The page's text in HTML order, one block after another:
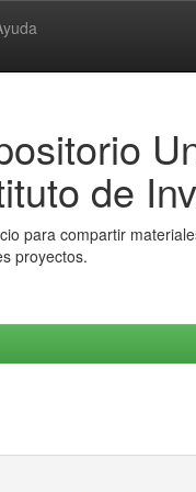
de
para compartir
proyectos.